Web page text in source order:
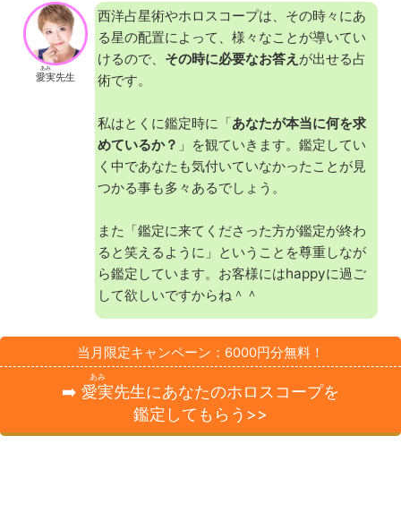
愛実
あみ
先生
西洋占星術やホロスコープは、その時々にあ
る星の配置によって、様々なことが導いてい
けるので、 その時に必要なお答え が出せる占
術です。
私はとくに鑑定時に「あなたが本当に何を求
めているか？ 」を観ていきます。鑑定してい
く中であなたも気付いていなかったことが見
つかる事も多々あるでしょう。
また「鑑定に来てくださった方が鑑定が終わ
ると笑えるように」ということを尊重しなが
ら鑑定しています。お客様にはhappyに過ご
して欲しいですからね＾＾
当月限定キャンペーン：6000円分無料！
➡️ 愛実
あみ
先生にあなたのホロスコープを
鑑定してもらう>>